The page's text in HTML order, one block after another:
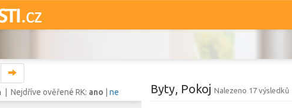
| Nejdříve ověřené RK: ano ne Byty, Pokoj Nalezeno 17 výsledků